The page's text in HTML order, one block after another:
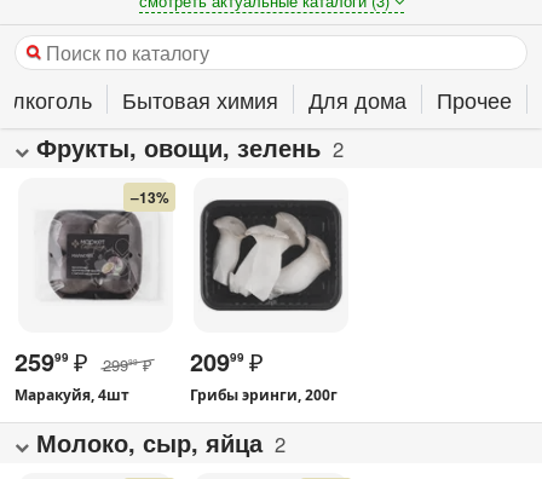
Бытовая химия Для дома Прочее
Фрукты, овощи, зелень 2
–13%
25999 ₽ 29999 ₽
Маракуйя, 4шт
20999 ₽
Грибы эринги, 200г
Молоко, сыр, яйца 2